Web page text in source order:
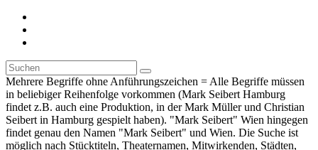
Mehrere Begriffe ohne Anführungszeichen = Alle Begriffe müssen
in beliebiger Reihenfolge vorkommen (Mark Seibert Hamburg
findet z.B. auch eine Produktion, in der Mark Müller und Christian
Seibert in Hamburg gespielt haben). "Mark Seibert" Wien hingegen
findet genau den Namen "Mark Seibert" und Wien. Die Suche ist
möglich nach Stücktiteln, Theaternamen, Mitwirkenden, Städten,